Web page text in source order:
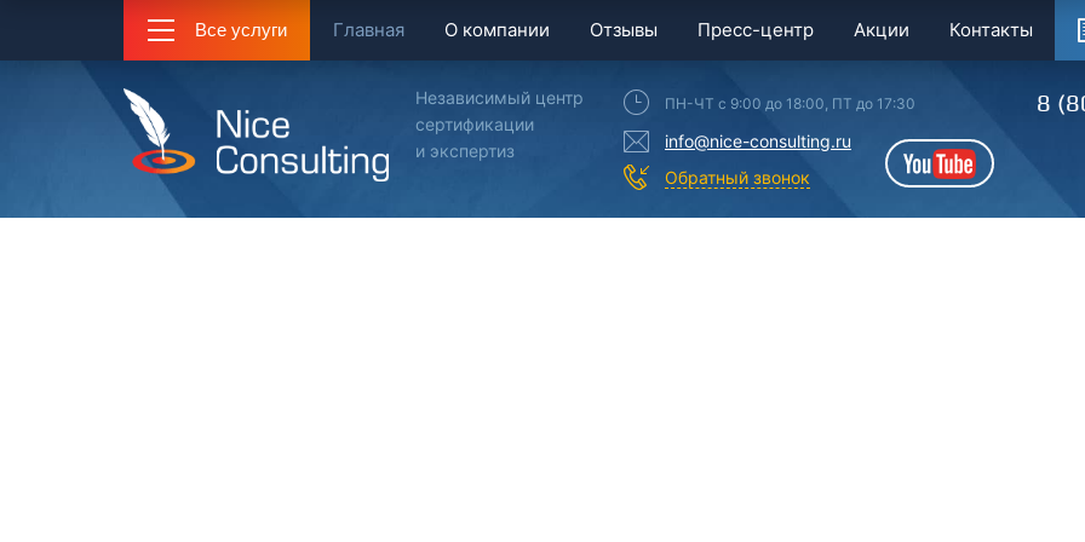
Все услуги Главная О компании Отзывы Пресс-центр Акции Контакты
Независимый центр
сертификации
и экспертиз
ПН-ЧТ с 9:00 до 18:00, ПТ до 17:30
info@nice-consulting.ru
Обратный звонок
YouTube
8